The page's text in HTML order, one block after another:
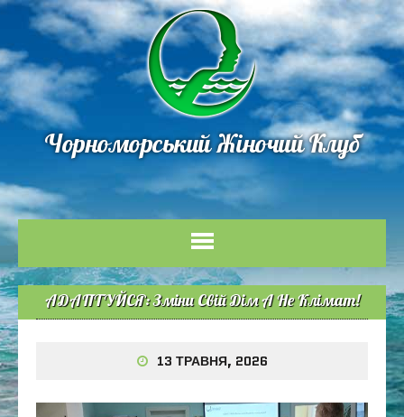
Чорноморський Жіночий Клуб
АДАПТУЙСЯ: Зміни Свій Дім А Не Клімат!
13 ТРАВНЯ, 2026